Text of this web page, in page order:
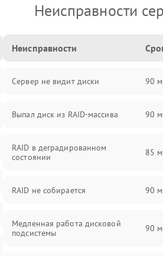
Неисправности
Неисправности
Сервер не видит диски 90
Выпал диск из RAID-массива 90
RAID в деградированном
состоянии
85
RAID не собирается 90
Медленная работа дисковой
подсистемы
90